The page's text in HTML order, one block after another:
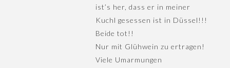
ist’s her, dass er in meiner
Kuchl gesessen ist in Düssel!!!
Beide tot!!
Nur mit Glühwein zu ertragen!
Viele Umarmungen